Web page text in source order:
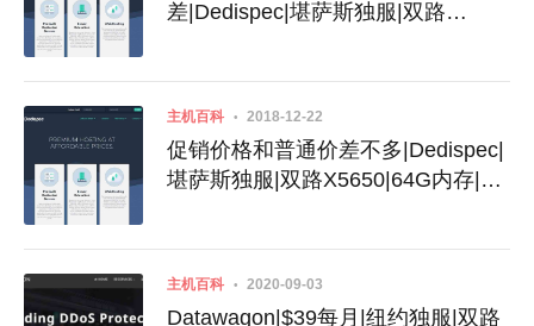
差|Dedispec|堪萨斯独服|双路
主机百科 2018-12-22
促销价格和普通价差不多|Dedispec|
堪萨斯独服|双路X5650|64G内存|2T
主机百科 2020-09-03
Datawagon|$39每月|纽约独服|双路